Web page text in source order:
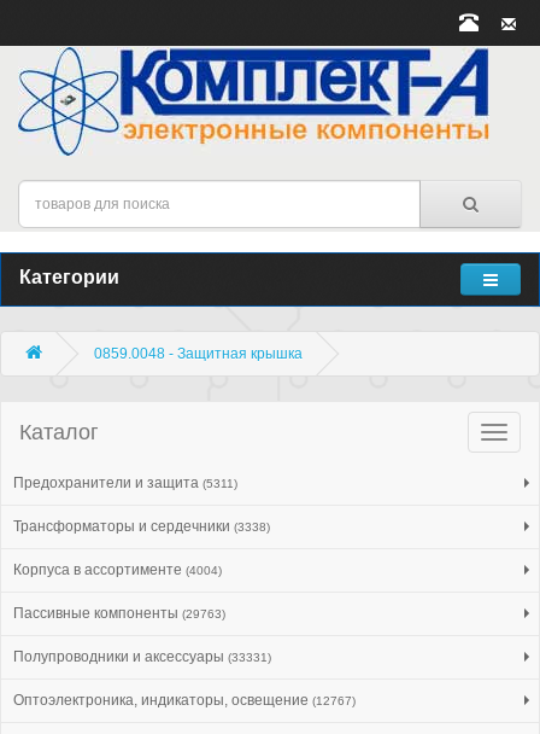
Категории
0859.0048 - Защитная крышка
Каталог
Предохранители и защита (5311)
Трансформаторы и сердечники (3338)
Корпуса в ассортименте (4004)
Пассивные компоненты (29763)
Полупроводники и аксессуары (33331)
Оптоэлектроника, индикаторы, освещение (12767)